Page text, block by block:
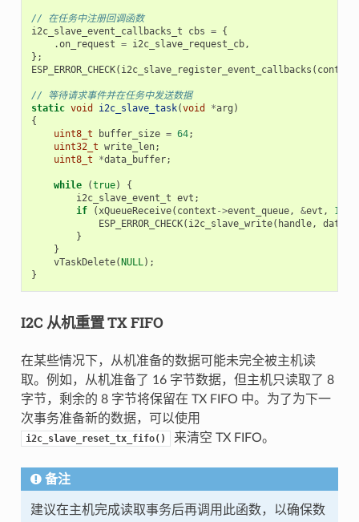
// 在任务中注册回调函数
i2c_slave_event_callbacks_t
cbs = {
.on_request = i2c_slave_request_cb,
};
ESP_ERROR_CHECK( i2c_slave_register_event_callbacks ( context
// 等待请求事件并在任务中发送数据
static void i2c_slave_task(void *arg )
{
uint8_t
buffer_size = 64;
uint32_t write_len;
uint8_t
*data_buffer;
while (true)
{
i2c_slave_event_t evt ;
if
(xQueueReceive( context ->event_queue, &evt , 10
ESP_ERROR_CHECK( i2c_slave_write( handle,
}
}
vTaskDelete( NULL);
}
I2C 从机重置 TX FIFO
在某些情况下，从机准备的数据可能未完全被主机读
取。例如，从机准备了 16 字节数据，但主机只读取了 8
字节，剩余的 8 字节将保留在 TX FIFO 中。为了为下一
次事务准备新的数据，可以使用
i2c_slave_reset_tx_fifo() 来清空 TX FIFO。
备注
建议在主机完成读取事务后再调用此函数，以确保数